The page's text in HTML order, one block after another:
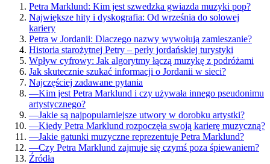
Petra Marklund: Kim jest szwedzka gwiazda muzyki pop?
Największe hity i dyskografia: Od września do solowej
kariery
Petra w Jordanii: Dlaczego nazwy wywołują zamieszanie?
Historia starożytnej Petry – perły jordańskiej turystyki
Wpływ cyfrowy: Jak algorytmy łączą muzykę z podróżami
Jak skutecznie szukać informacji o Jordanii w sieci?
Najczęściej zadawane pytania
—Kim jest Petra Marklund i czy używała innego pseudonimu
artystycznego?
—Jakie są najpopularniejsze utwory w dorobku artystki?
—Kiedy Petra Marklund rozpoczęła swoją karierę muzyczną?
—Jakie gatunki muzyczne reprezentuje Petra Marklund?
—Czy Petra Marklund zajmuje się czymś poza śpiewaniem?
Źródła